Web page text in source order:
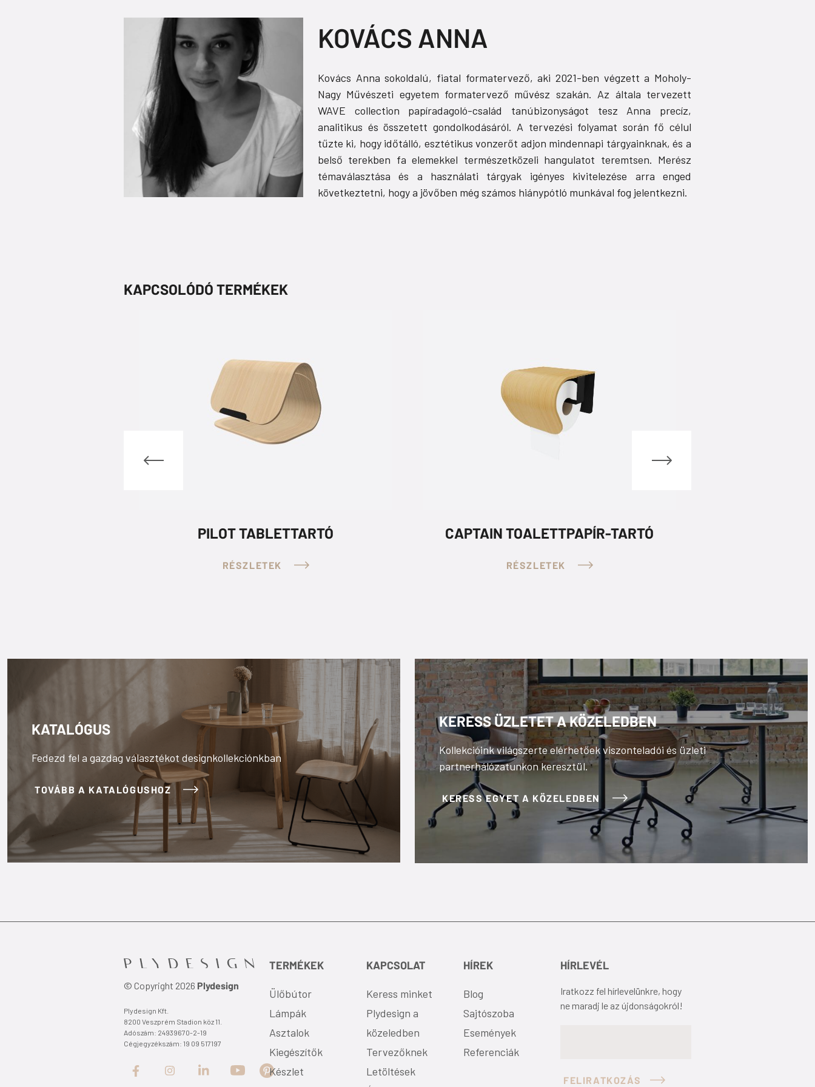
KOVÁCS ANNA
Kovács Anna sokoldalú, fiatal formatervező, aki 2021-ben végzett a Moholy-
Nagy Művészeti egyetem formatervező művész szakán. Az általa tervezett
WAVE collection papíradagoló-család tanúbizonyságot tesz Anna precíz,
analitikus és összetett gondolkodásáról. A tervezési folyamat során fő célul
tűzte ki, hogy időtálló, esztétikus vonzerőt adjon mindennapi tárgyainknak, és a
belső terekben fa elemekkel természetközeli hangulatot teremtsen. Merész
témaválasztása és a használati tárgyak igényes kivitelezése arra enged
következtetni, hogy a jövőben még számos hiánypótló munkával fog jelentkezni.
KAPCSOLÓDÓ TERMÉKEK
PILOT TABLETTARTÓ
RÉSZLETEK
CAPTAIN TOALETTPAPÍR-TARTÓ
RÉSZLETEK
KATALÓGUS
Fedezd fel a gazdag választékot designkollekciónkban
TOVÁBB A KATALÓGUSHOZ
KERESS ÜZLETET A KÖZELEDBEN
Kollekcióink világszerte elérhetőek viszonteladói és üzleti
partnerhálózatunkon keresztül.
KERESS EGYET A KÖZELEDBEN
© Copyright 2026 Plydesign
Plydesign Kft.
8200 Veszprém Stadion köz 11.
Adószám: 24939670-2-19
Cégjegyzékszám: 19 09 517197
TERMÉKEK
Ülőbútor
Lámpák
Asztalok
Kiegészítők
Készlet
KAPCSOLAT
Keress minket
Plydesign a
közeledben
Tervezőknek
Letöltések
HÍREK
Blog
Sajtószoba
Események
Referenciák
HÍRLEVÉL
Iratkozz fel hírlevelünkre, hogy
ne maradj le az újdonságokról!
FELIRATKOZÁS